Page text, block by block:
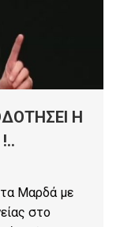
Η
Μαρδά με
στο